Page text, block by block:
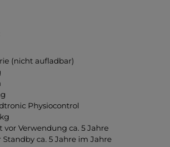
(nicht aufladbar)
Physiocontrol
vor Verwendung ca. 5 Jahre
ca. 5 Jahre im Jahre